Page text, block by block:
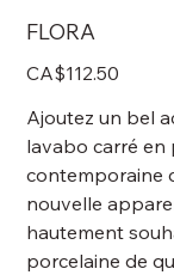
FLORA
Price
CA$112.50
Ajoutez un bel
lavabo carré en
contemporaine
nouvelle
hautement
porcelaine de